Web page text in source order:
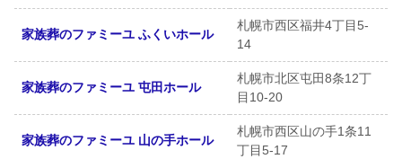
家族葬のファミーユ ふくいホール
札幌市西区福井4丁目5-
14
家族葬のファミーユ 屯田ホール
札幌市北区屯田8条12丁
目10-20
家族葬のファミーユ 山の手ホール
札幌市西区山の手1条11
丁目5-17